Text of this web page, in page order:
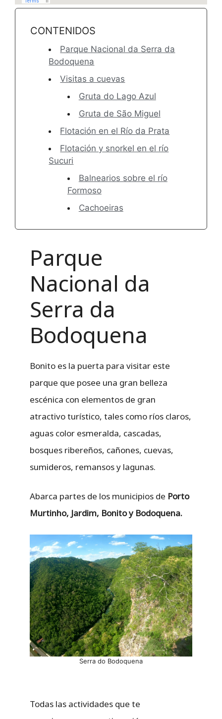
CONTENIDOS
Parque Nacional da Serra da
Bodoquena
Visitas a cuevas
Gruta do Lago Azul
Gruta de São Miguel
Flotación en el Río da Prata
Flotación y snorkel en el río
Sucuri
Balnearios sobre el río
Formoso
Cachoeiras
Parque
Nacional da
Serra da
Bodoquena
Bonito es la puerta para visitar este
parque que posee una gran belleza
escénica con elementos de gran
atractivo turístico, tales como ríos claros,
aguas color esmeralda, cascadas,
bosques ribereños, cañones, cuevas,
sumideros, remansos y lagunas.
Abarca partes de los municipios de Porto
Murtinho, Jardim, Bonito y Bodoquena.
Serra do Bodoquena
Todas las actividades que te